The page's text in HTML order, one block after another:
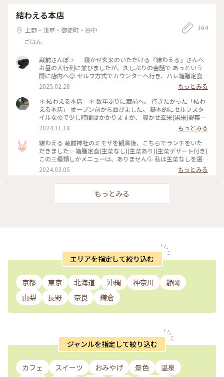
結わえる本店
上野・浅草・御徒町・谷中
ごはん
164
蔵前さんぽ🚶 寝かせ玄米のいただける『結わえる』さんへ
お昼の大行列に並びましたが、久しぶりの会話で あっという
間に店内へ😊 セルフ方式でカウンターへ行き、ハレ箱膳定食
を。 寝かせ玄米はもっちりプチプチ食感で、早食いの 私も噛
み締めながらいただきました😋 おかずはどれも「うんう
ん」と頷ける美味しさ❣️ 帰りには、しっかりとお土産に雑穀米
も買って帰り ました。 ・ #ぽかぽか #蔵前 #結わえる本店 #帰
りは風ビュービュー
2025.02.28
もっとみる
＊ 結わえる本店 ＊ 数年ぶりに蔵前へ。 行きたかった「結わ
える本店」 オープン前から並びました。 基本的にセルフスタ
イルなので少し時間はかかりますが、 寝かせ玄米(黒米)野菜た
っぷりのお味噌汁など健康的なランチを頂く事が出来嬉しいで
す。 油淋鶏とさいぼく野菜のお味噌汁を選びました。 他に小
鉢も付きます。 ほぼ女性客で賑わう中、外国の方もチラホラ。
観光客からも人気のお店の理由が良くわかります。 写真で見て
いたよりも実際は結構ボリュームあります。食べ応えもあり、
どれも凄く美味しかった！！ 期待通りで大満足です♡ #蔵前
#結わえる本店 #クラシカルな街
2024.11.18
もっとみる
結わえる 蔵前神社のミモザを観賞後、こちらでランチをいた
だきました✨ 箱膳定食(主菜なし)(主菜あり)(主菜デザート付き)
この三種類しかメニューは、ありません💦 私は主菜なしを選
びました💕 お盆をもって、おかず、ごはん、味噌汁をもらいま
す。 箸置きをかごの中から、好きなものを選びます✨ ごはん
は、黒米の寝かせ玄米 味噌汁は、粕汁 野菜だけの優しい定食
です❤️ これだけで、充分お腹が満たされました😊 #私のことり
っぷ旅 #結わえる #ランチ #箱膳定食 #寝かせ玄米 #粕汁 #黒米
2024.03.05 もっとみる
もっとみる
エリアを指定して絞り込む
京都 東京 北海道 沖縄 神奈川
静岡
山梨
長野 奈良 鎌倉
ジャンルを指定して絞り込む
カフェ スイーツ おみやげ 景色
温泉